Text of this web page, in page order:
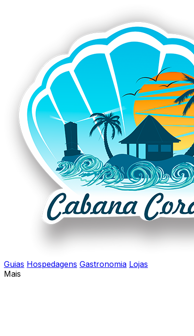
Guias Hospedagens Gastronomia Lojas
Mais